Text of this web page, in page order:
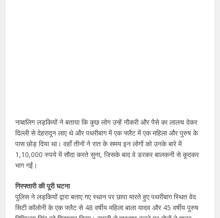
नाबालिग लड़कियों ने बताया कि कुछ लोग उन्हें नौकरी और पैसे का लालच देकर
दिल्ली से देहरादून लाए थे और पथरीबाग में एक फ्लैट में एक महिला और पुरुष के
पास छोड़ दिया था। वहाँ तीनों ने रात के समय इन लोगों को उनके बारे में
1,10,000 रुपये में सौदा करते सुना, जिसके बाद वे डरकर बालकनी से कूदकर
भाग गईं।
गिरफ्तारी की पूरी घटना
पुलिस ने लड़कियों द्वारा बताए गए स्थान पर छापा मारते हुए पथरीबाग स्थित वेद
सिटी कॉलोनी के एक फ्लैट से 48 वर्षीय महिला बाला यादव और 45 वर्षीय पुरुष